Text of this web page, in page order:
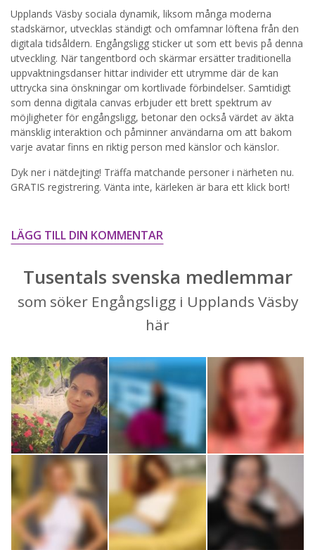
Genom att registrera godkänner jagVillkorenoch
Sekretesspolicyn. Jag godkänner att ta emot information och
reklam via e-post från hemsidans operatörer. Jag kan dra
tillbaka godkännande när jag vill.
STARTA NU!
Upplands Väsby sociala dynamik, liksom många moderna
stadskärnor, utvecklas ständigt och omfamnar löftena från den
digitala tidsåldern. Engångsligg sticker ut som ett bevis på denna
utveckling. När tangentbord och skärmar ersätter traditionella
uppvaktningsdanser hittar individer ett utrymme där de kan
uttrycka sina önskningar om kortlivade förbindelser. Samtidigt
som denna digitala canvas erbjuder ett brett spektrum av
möjligheter för engångsligg, betonar den också värdet av äkta
mänsklig interaktion och påminner användarna om att bakom
varje avatar finns en riktig person med känslor och känslor.
Dyk ner i nätdejting! Träffa matchande personer i närheten nu.
GRATIS registrering. Vänta inte, kärleken är bara ett klick bort!
LÄGG TILL DIN KOMMENTAR
Tusentals svenska medlemmar
som söker Engångsligg i Upplands Väsby
här